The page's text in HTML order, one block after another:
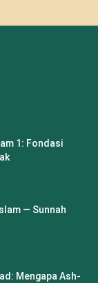
1: Fondasi
— Sunnah
Mengapa Ash-